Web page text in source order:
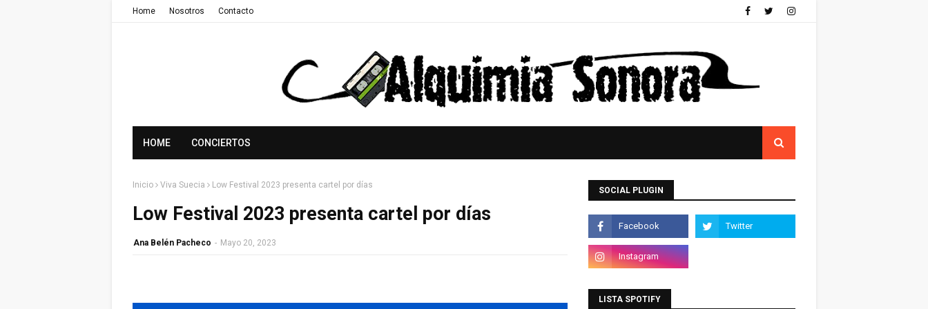
Home Nosotros Contacto
HOME CONCIERTOS
Inicio Viva Suecia Low Festival 2023 presenta cartel por días
Low Festival 2023 presenta cartel por días
Ana Belén Pacheco - Mayo 20, 2023
SOCIAL PLUGIN
LISTA SPOTIFY